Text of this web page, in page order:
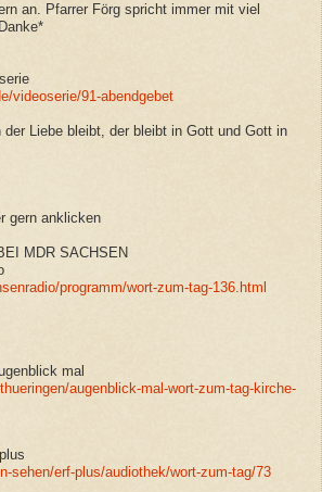
an. Pfarrer Förg spricht immer mit viel
videoserie/91-abendgebet
Liebe bleibt, der bleibt in Gott und Gott in
gern anklicken
MDR SACHSEN
programm/wort-zum-tag-136.html
mal
augenblick-mal-wort-zum-tag-kirche-
sehen/erf-plus/audiothek/wort-zum-tag/73